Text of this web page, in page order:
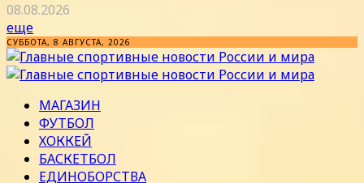
08.08.2026
еще
СУББОТА, 8 АВГУСТА, 2026
МАГАЗИН
ФУТБОЛ
ХОККЕЙ
БАСКЕТБОЛ
ЕДИНОБОРСТВА